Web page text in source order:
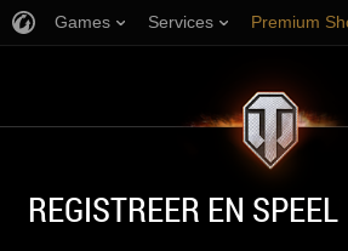
Games Services Premium
REGISTREER EN SPEEL